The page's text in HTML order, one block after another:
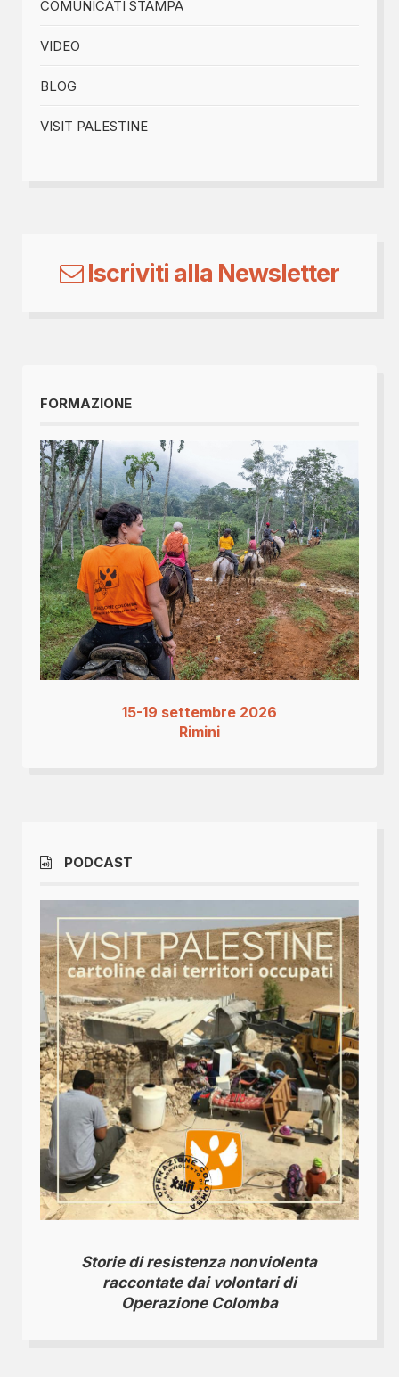
COMUNICATI STAMPA
VIDEO
BLOG
VISIT PALESTINE
Iscriviti alla Newsletter
FORMAZIONE
15-19 settembre 2026
Rimini
PODCAST
Storie di resistenza nonviolenta
raccontate dai volontari di
Operazione Colomba